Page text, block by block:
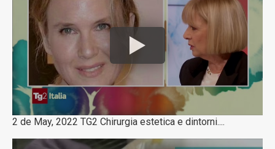
2 de May, 2022 TG2 Chirurgia estetica e dintorni....